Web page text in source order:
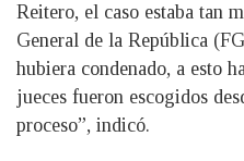
Reitero, el caso estaba tan
General de la República
hubiera condenado, a esto
jueces fueron escogidos
proceso”, indicó.